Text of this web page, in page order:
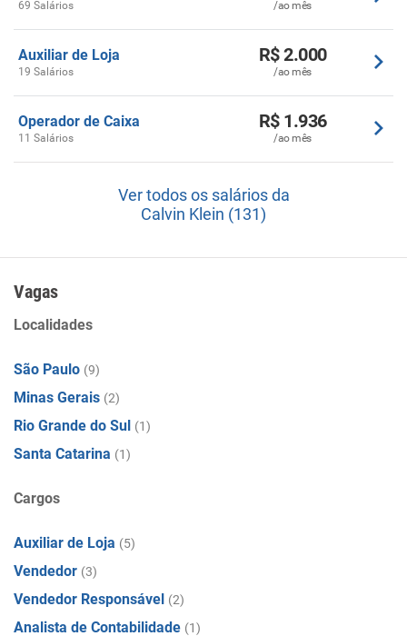
valores.
Missão:
Impulsionamos a moda para o bem. A nossa estratégia é
transformar como as roupas são feitas e (re)utilizadas, e
realizar ações para levar nossos negócios e a indústria da
moda em direção a um futuro mais inovador e
responsável.
69 Salários /ao mês
Auxiliar de Loja
19 Salários
R$ 2.000
/ao mês
Operador de Caixa
11 Salários
R$ 1.936
/ao mês
Ver todos os salários da
Calvin Klein (131)
Vagas
Localidades
São Paulo (9)
Minas Gerais (2)
Rio Grande do Sul (1)
Santa Catarina (1)
Cargos
Auxiliar de Loja (5)
Vendedor (3)
Vendedor Responsável (2)
Analista de Contabilidade (1)